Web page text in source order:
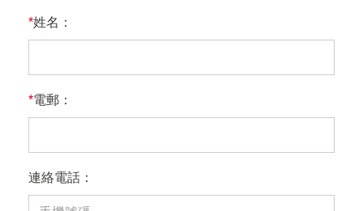
*姓名：
*電郵：
連絡電話：